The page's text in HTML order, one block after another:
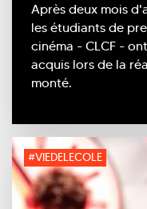
Après deux mois
les étudiants de
cinéma - CLCF -
acquis lors de la
monté.
#VIEDELECOLE